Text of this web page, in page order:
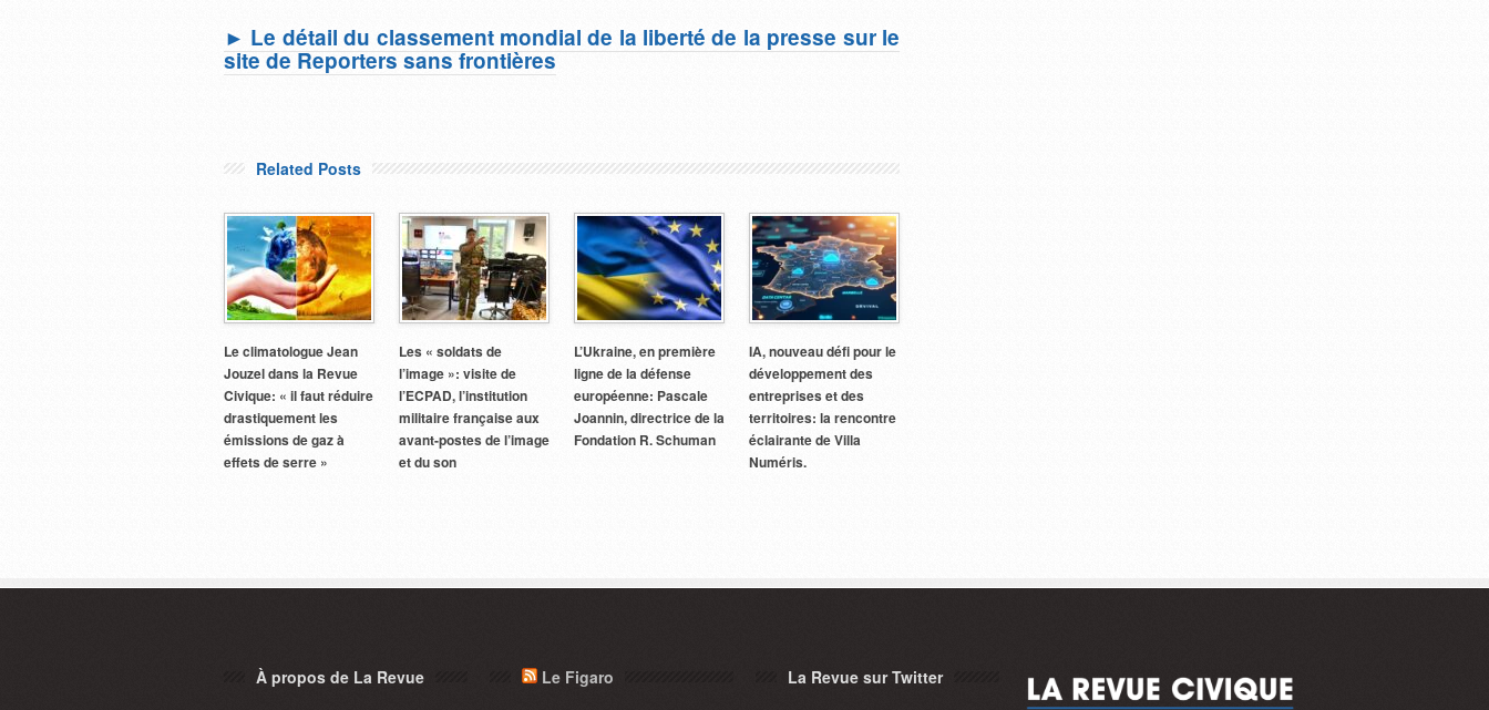
► Le détail du classement mondial de la liberté de la presse sur le
site de Reporters sans frontières
Related Posts
Le climatologue Jean
Jouzel dans la Revue
Civique: « il faut réduire
drastiquement les
émissions de gaz à
effets de serre »
Les « soldats de
l’image »: visite de
l’ECPAD, l’institution
militaire française aux
avant-postes de l’image
et du son
L’Ukraine, en première
ligne de la défense
européenne: Pascale
Joannin, directrice de la
Fondation R. Schuman
IA, nouveau défi pour le
développement des
entreprises et des
territoires: la rencontre
éclairante de Villa
Numéris.
À propos de La Revue Le Figaro La Revue sur Twitter